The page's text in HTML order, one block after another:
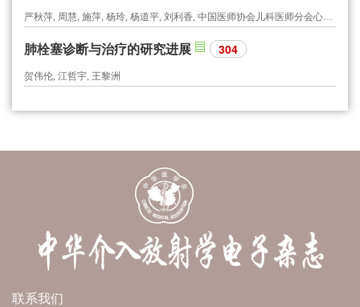
严秋萍, 周慧, 施萍, 杨玲, 杨道平, 刘利香, 中国医师协会儿科医师分会心血管专委会护理学组
肺栓塞诊断与治疗的研究进展 304
贺伟伦, 江哲宇, 王黎洲
联系我们